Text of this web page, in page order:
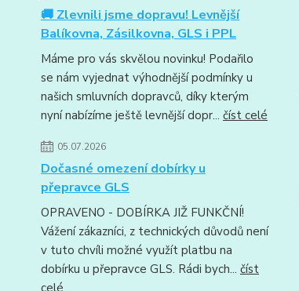
🚚 Zlevnili jsme dopravu! Levnější
Balíkovna, Zásilkovna, GLS i PPL
Máme pro vás skvělou novinku! Podařilo
se nám vyjednat výhodnější podmínky u
našich smluvních dopravců, díky kterým
nyní nabízíme ještě levnější dopr... číst celé
05.07.2026
Dočasné omezení dobírky u
přepravce GLS
OPRAVENO - DOBÍRKA JIŽ FUNKČNÍ!
Vážení zákazníci, z technických důvodů není
v tuto chvíli možné využít platbu na
dobírku u přepravce GLS. Rádi bych... číst
celé